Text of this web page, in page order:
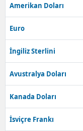
Amerikan Doları
Euro
İngiliz Sterlini
Avustralya Doları
Kanada Doları
İsviçre Frankı